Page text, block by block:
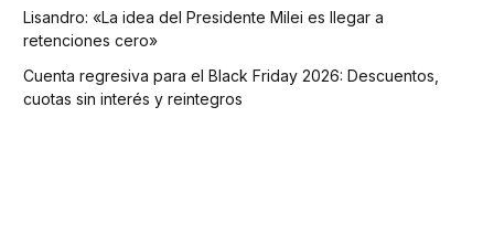
Lisandro: «La idea del Presidente Milei es llegar a
retenciones cero»
Cuenta regresiva para el Black Friday 2026: Descuentos,
cuotas sin interés y reintegros